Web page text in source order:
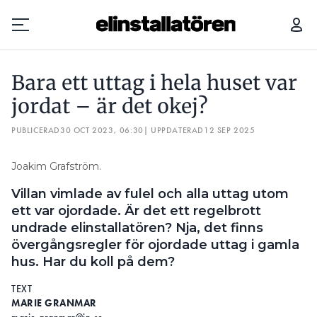
Prenumerera
Hantera prenumeration
Lediga jobb
Annonsera
Läs E-tidningen
Kontakt
Personuppgifter
Bara ett uttag i hela huset var
jordat – är det okej?
PUBLICERAD30 OCT 2023, 06:30 | UPPDATERAD 12 SEP 2025
Joakim Grafström.
Villan vimlade av fulel och alla uttag utom
ett var ojordade. Är det ett regelbrott
undrade elinstallatören? Nja, det finns
övergångsregler för ojordade uttag i gamla
hus. Har du koll på dem?
TEXT
MARIE GRANMAR